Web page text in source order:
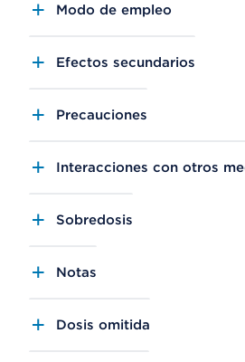
Modo de empleo
Efectos secundarios
Precauciones
Interacciones con otros
Sobredosis
Notas
Dosis omitida